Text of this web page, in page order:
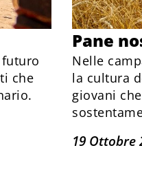
che
Pane
Nelle
la cultura
giovani
19 Ottobre